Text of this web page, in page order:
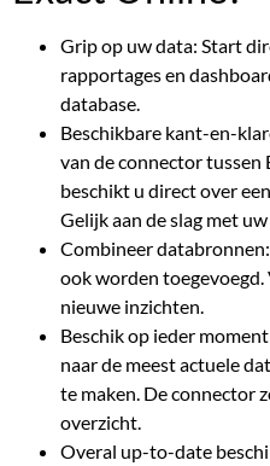
Grip op uw data: Start
rapportages en
database.
Beschikbare kant-en-
van de connector tussen
beschikt u direct over
Gelijk aan de slag met
Combineer
ook worden toegevoegd.
nieuwe inzichten.
Beschik op ieder
naar de meest actuele
te maken. De connector
overzicht.
Overal up-to-date